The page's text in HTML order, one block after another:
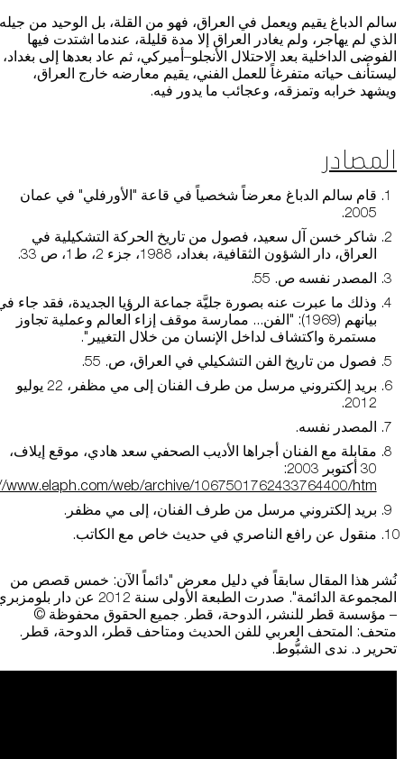
سالم الدباغ يقيم ويعمل في العراق، فهو من القلة، بل الوحيد من جيله
الذي لم يهاجر، ولم يغادر العراق إلا مدة قليلة، عندما اشتدت فيها
الفوضى الداخلية بعد الاحتلال الأنجلو–أميركي، ثم عاد بعدها إلى بغداد،
ليستأنف حياته متفرغاً للعمل الفني، يقيم معارضه خارج العراق،
ويشهد خرابه وتمزقه، وعجائب ما يدور فيه.
المصادر
قام سالم الدباغ معرضاً شخصياً في قاعة "الأورفلي" في عمان
2005.
شاكر خسن آل سعيد، فصول من تاريخ الحركة التشكيلية في
العراق، دار الشؤون الثقافية، بغداد، 1988، جزء 2، ط1، ص 33.
المصدر نفسه ص. 55.
وذلك ما عبرت عنه بصورة جليَّة جماعة الرؤيا الجديدة، فقد جاء
بيانهم (1969): "الفن... ممارسة موقف إزاء العالم وعملية تجاوز
مستمرة واكتشاف لداخل الإنسان من خلال التغيير".
فصول من تاريخ الفن التشكيلي في العراق، ص. 55.
بريد إلكتروني مرسل من طرف الفنان إلى مي مظفر، 22 يوليو
2012.
المصدر نفسه.
مقابلة مع الفنان أجراها الأديب الصحفي سعد هادي، موقع إيلاف،
30 أكتوبر 2003:
www.elaph.com/web/archive/1067501762433764400/htm
بريد إلكتروني مرسل من طرف الفنان، إلى مي مظفر.
منقول عن رافع الناصري في حديث خاص مع الكاتب.
نُشر هذا المقال سابقاً في دليل معرض "دائماً الآن: خمس قصص من
المجموعة الدائمة". صدرت الطبعة الأولى سنة 2012 عن دار
– مؤسسة قطر للنشر، الدوحة، قطر. جميع الحقوق محفوظة ©
متحف: المتحف العربي للفن الحديث ومتاحف قطر، الدوحة، قطر.
تحرير د. ندى الشبُّوط.